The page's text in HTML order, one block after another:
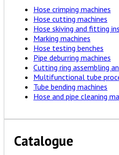
Hose crimping machines
Hose cutting machines
Hose skiving and fitting
Marking machines
Hose testing benches
Pipe deburring machines
Cutting ring assembling
Multifunctional tube
Tube bending machines
Hose and pipe cleaning
Catalogue